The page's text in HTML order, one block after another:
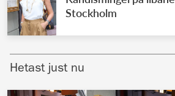
VÄRLDENS
Brittiska kungahuset
Stockholm
Hetast just nu